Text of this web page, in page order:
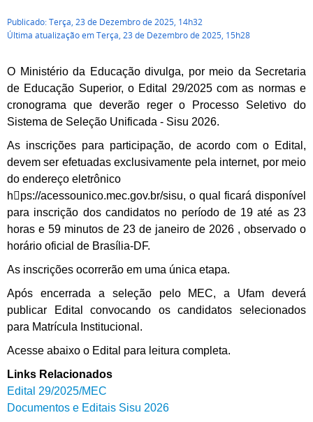
Publicado: Terça, 23 de Dezembro de 2025, 14h32
Última atualização em Terça, 23 de Dezembro de 2025, 15h28
O Ministério da Educação divulga, por meio da Secretaria
de Educação Superior, o Edital 29/2025 com as normas e
cronograma que deverão reger o Processo Seletivo do
Sistema de Seleção Unificada - Sisu 2026.
As inscrições para participação, de acordo com o Edital,
devem ser efetuadas exclusivamente pela internet, por meio
do endereço eletrônico
h􀁅ps://acessounico.mec.gov.br/sisu, o qual ficará disponível
para inscrição dos candidatos no período de 19 até as 23
horas e 59 minutos de 23 de janeiro de 2026 , observado o
horário oficial de Brasília-DF.
As inscrições ocorrerão em uma única etapa.
Após encerrada a seleção pelo MEC, a Ufam deverá
publicar Edital convocando os candidatos selecionados
para Matrícula Institucional.
Acesse abaixo o Edital para leitura completa.
Links Relacionados
Edital 29/2025/MEC
Documentos e Editais Sisu 2026